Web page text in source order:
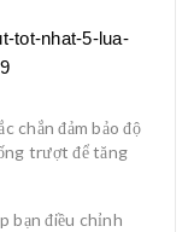
chắn đảm bảo độ
trượt để tăng
bạn điều chỉnh